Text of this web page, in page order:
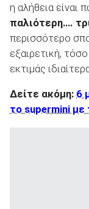
η αλήθεια είναι
παλιότερη….
περισσότερο
εξαιρετική,
εκτιμάς
Δείτε ακόμη: 6
το supermini